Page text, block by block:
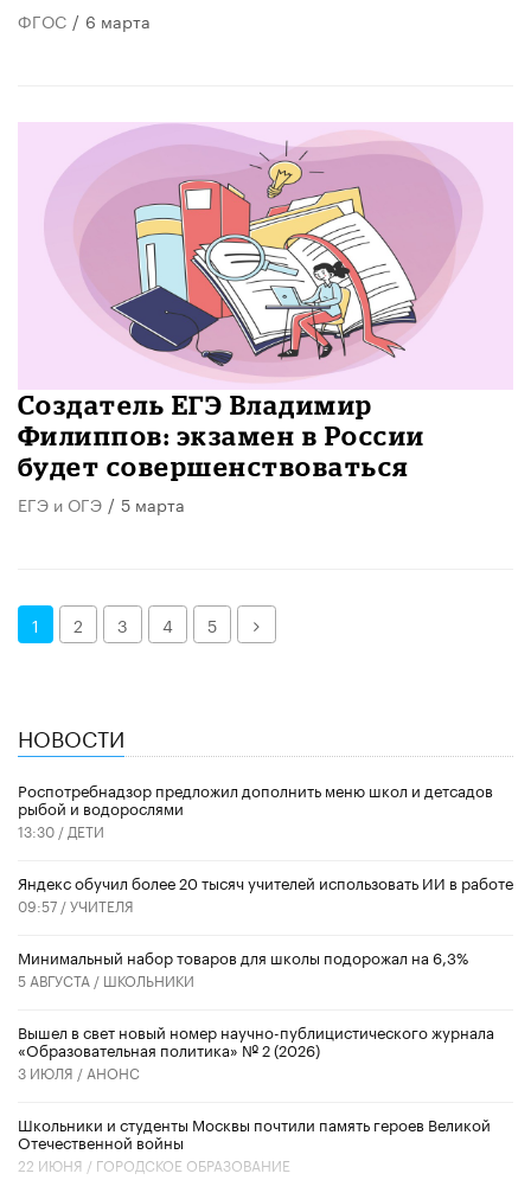
ФГОС / 6 марта
Создатель ЕГЭ Владимир
Филиппов: экзамен в России
будет совершенствоваться
ЕГЭ и ОГЭ / 5 марта
1 2 3 4 5 Далее
НОВОСТИ
Роспотребнадзор предложил дополнить меню школ и детсадов
рыбой и водорослями
13:30 / ДЕТИ
​Яндекс обучил более 20 тысяч учителей использовать ИИ в работе
09:57 /УЧИТЕЛЯ
Минимальный набор товаров для школы подорожал на 6,3%
5 АВГУСТА / ШКОЛЬНИКИ
Вышел в свет новый номер научно-публицистического журнала
«Образовательная политика» № 2 (2026)
3 ИЮЛЯ / АНОНС
Школьники и студенты Москвы почтили память героев Великой
Отечественной войны
22 ИЮНЯ / ГОРОДСКОЕ ОБРАЗОВАНИЕ